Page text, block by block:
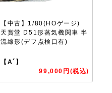
【中古】1/80(HOゲージ)
天賞堂 D51形蒸気機関車 半
流線形(デフ点検口有)
【A´】
99,000円(税込)